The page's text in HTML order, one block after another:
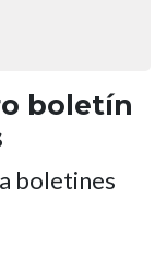
boletín
boletines